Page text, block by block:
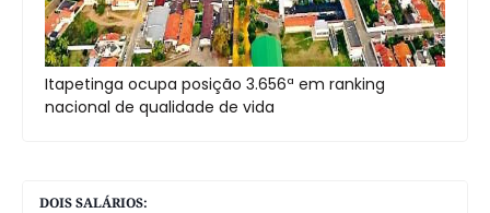
Itapetinga ocupa posição 3.656ª em ranking
nacional de qualidade de vida
DOIS SALÁRIOS: